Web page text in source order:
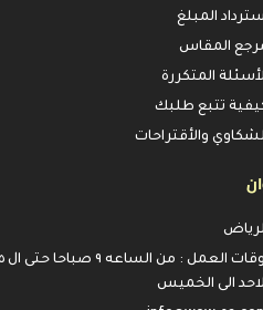
المبلغ
المقاس
المتكررة
تتبع طلبك
والأقتراحات
الى الخميس